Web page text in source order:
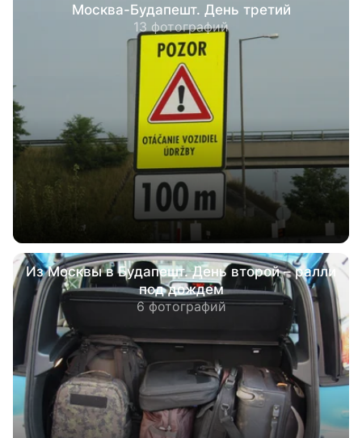
Москва-Будапешт. День третий
13 фотографий
Из Москвы в Будапешт. День второй – ралли
под дождем
6 фотографий